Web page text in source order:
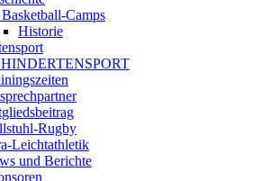
Camps
Historie
Rugby
Leichtathletik
und Berichte